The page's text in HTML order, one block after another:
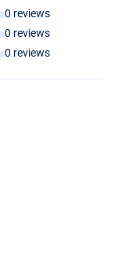
0 reviews
0 reviews
0 reviews